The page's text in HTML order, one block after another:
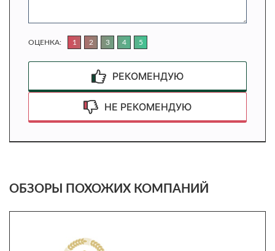
ОЦЕНКА: 1 2 3 4 5
РЕКОМЕНДУЮ
НЕ РЕКОМЕНДУЮ
ОБЗОРЫ ПОХОЖИХ КОМПАНИЙ